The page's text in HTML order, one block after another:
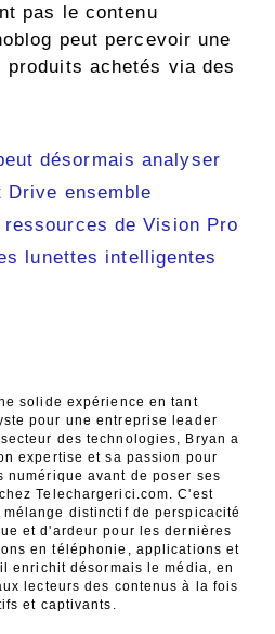
pas le contenu
peut percevoir une
achetés via des
désormais analyser
Drive ensemble
de Vision Pro
lunettes intelligentes
solide expérience en tant
pour une entreprise leader
des technologies, Bryan a
expertise et sa passion pour
numérique avant de poser ses
Telechargerici.com. C'est
mélange distinctif de perspicacité
et d'ardeur pour les dernières
en téléphonie, applications et
enrichit désormais le média, en
lecteurs des contenus à la fois
et captivants.